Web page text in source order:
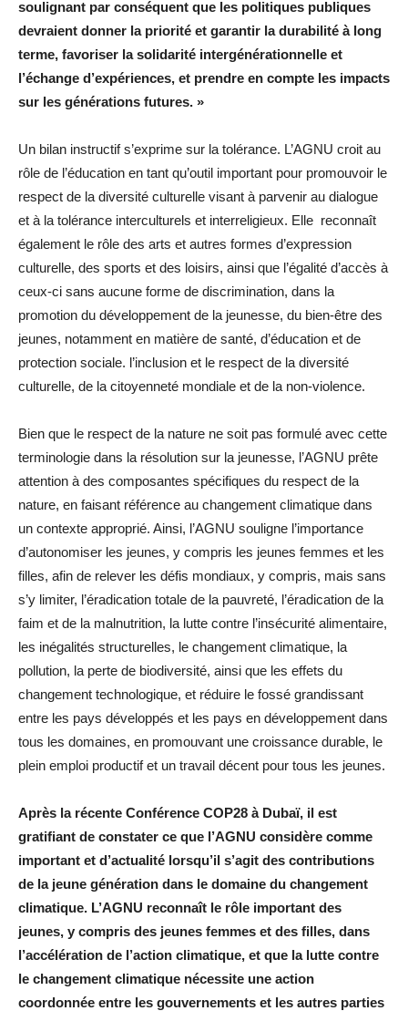
soulignant par conséquent que les politiques publiques
devraient donner la priorité et garantir la durabilité à long
terme, favoriser la solidarité intergénérationnelle et
l’échange d’expériences, et prendre en compte les impacts
sur les générations futures. »
Un bilan instructif s’exprime sur la tolérance. L’AGNU croit au
rôle de l’éducation en tant qu’outil important pour promouvoir le
respect de la diversité culturelle visant à parvenir au dialogue
et à la tolérance interculturels et interreligieux. Elle reconnaît
également le rôle des arts et autres formes d’expression
culturelle, des sports et des loisirs, ainsi que l’égalité d’accès à
ceux-ci sans aucune forme de discrimination, dans la
promotion du développement de la jeunesse, du bien-être des
jeunes, notamment en matière de santé, d’éducation et de
protection sociale. l’inclusion et le respect de la diversité
culturelle, de la citoyenneté mondiale et de la non-violence.
Bien que le respect de la nature ne soit pas formulé avec cette
terminologie dans la résolution sur la jeunesse, l’AGNU prête
attention à des composantes spécifiques du respect de la
nature, en faisant référence au changement climatique dans
un contexte approprié. Ainsi, l’AGNU souligne l’importance
d’autonomiser les jeunes, y compris les jeunes femmes et les
filles, afin de relever les défis mondiaux, y compris, mais sans
s’y limiter, l’éradication totale de la pauvreté, l’éradication de la
faim et de la malnutrition, la lutte contre l’insécurité alimentaire,
les inégalités structurelles, le changement climatique, la
pollution, la perte de biodiversité, ainsi que les effets du
changement technologique, et réduire le fossé grandissant
entre les pays développés et les pays en développement dans
tous les domaines, en promouvant une croissance durable, le
plein emploi productif et un travail décent pour tous les jeunes.
Après la récente Conférence COP28 à Dubaï, il est
gratifiant de constater ce que l’AGNU considère comme
important et d’actualité lorsqu’il s’agit des contributions
de la jeune génération dans le domaine du changement
climatique. L’AGNU reconnaît le rôle important des
jeunes, y compris des jeunes femmes et des filles, dans
l’accélération de l’action climatique, et que la lutte contre
le changement climatique nécessite une action
coordonnée entre les gouvernements et les autres parties